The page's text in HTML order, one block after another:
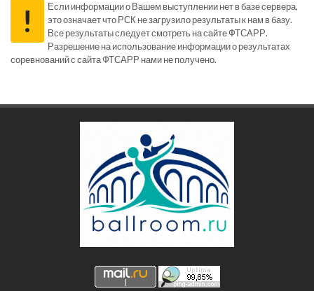
!
Если информации о Вашем выступлении нет в базе сервера,
это означает что РСК не загрузило результаты к нам в базу.
Все результаты следует смотреть на сайте ФТСАРР.
Разрешение на использование информации о результатах
соревнований с сайта ФТСАРР нами не получено.